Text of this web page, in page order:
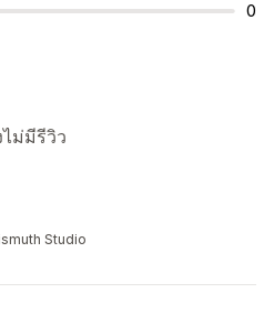
0
ไม่มีรีวิว
Studio